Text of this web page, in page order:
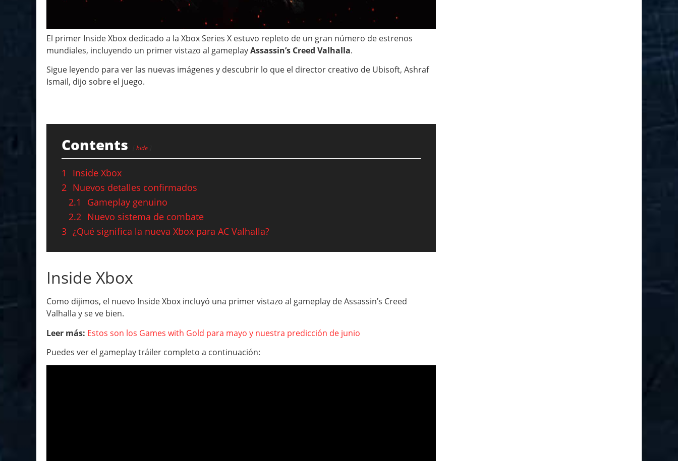
El primer Inside Xbox dedicado a la Xbox Series X estuvo repleto de un gran número de estrenos
mundiales, incluyendo un primer vistazo al gameplayAssassin’s Creed Valhalla.
Sigue leyendo para ver las nuevas imágenes y descubrir lo que el director creativo de Ubisoft, Ashraf
Ismail, dijo sobre el juego.
Contents hide
1
Inside Xbox
2 Nuevos detalles confirmados
2.1
Gameplay genuino
2.2 Nuevo sistema de combate
3 ¿Qué significa la nueva Xbox para AC Valhalla?
Inside Xbox
Como dijimos, el nuevo Inside Xbox incluyó una primer vistazo al gameplay de Assassin’s Creed
Valhalla y se ve bien.
Leer más: Estos son los Games with Gold para mayo y nuestra predicción de junio
Puedes ver el gameplay tráiler completo a continuación: